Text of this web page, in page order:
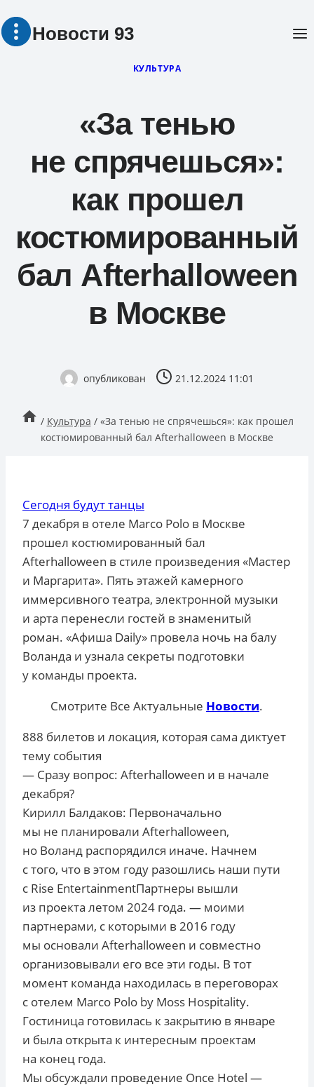
Перейти
Новости 93
КУЛЬТУРА
«За тенью
не спрячешься»:
как прошел
костюмированный
бал Afterhalloween
в Москве
опубликован 21.12.2024 11:01
/ Культура / «За тенью не спрячешься»: как прошел
костюмированный бал Afterhalloween в Москве
Сегодня будут танцы
7 декабря в отеле Marco Polo в Москве
прошел костюмированный бал
Afterhalloween в стиле произведения «Мастер
и Маргарита». Пять этажей камерного
иммерсивного театра, электронной музыки
и арта перенесли гостей в знаменитый
роман. «Афиша Daily» провела ночь на балу
Воланда и узнала секреты подготовки
у команды проекта.
Смотрите Все Актуальные Новости.
888 билетов и локация, которая сама диктует
тему события
— Сразу вопрос: Afterhalloween и в начале
декабря?
Кирилл Балдаков: Первоначально
мы не планировали Afterhalloween,
но Воланд распорядился иначе. Начнем
с того, что в этом году разошлись наши пути
с Rise EntertainmentПартнеры вышли
из проекта летом 2024 года. — моими
партнерами, с которыми в 2016 году
мы основали Afterhalloween и совместно
организовывали его все эти годы. В тот
момент команда находилась в переговорах
с отелем Marco Polo by Moss Hospitality.
Гостиница готовилась к закрытию в январе
и была открыта к интересным проектам
на конец года.
Мы обсуждали проведение Once Hotel —